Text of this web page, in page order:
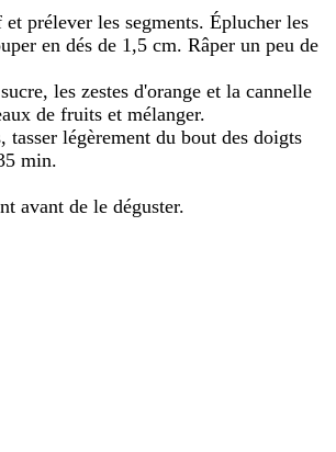
prélever les segments. Éplucher les
en dés de 1,5 cm. Râper un peu de
les zestes d'orange et la cannelle
de fruits et mélanger.
légèrement du bout des doigts
min.
avant de le déguster.